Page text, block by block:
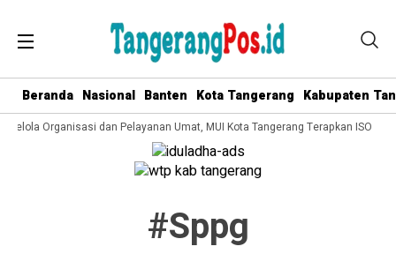
Beranda Nasional Banten Kota Tangerang Kabupaten
Kelola Organisasi dan Pelayanan Umat, MUI Kota Tangerang Terapkan ISO
#sppg